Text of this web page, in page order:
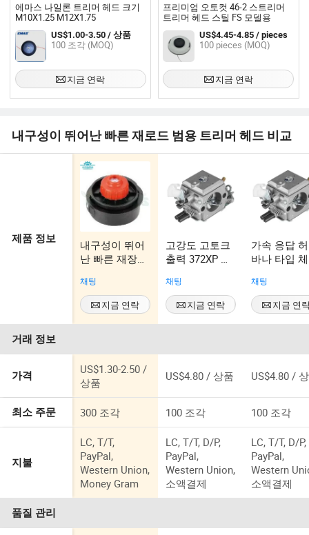
에마스 나일론 트리머 헤드 크기
M10X1.25 M12X1.75
US$1.00-3.50 / 상품
100 조각 (MOQ)
지금 연락
프리미엄 오토컷 46-2 스트리머
트리머 헤드 스틸 FS 모델용
US$4.45-4.85 / pieces
100 pieces (MOQ)
지금 연락
내구성이 뛰어난 빠른 재로드 범용 트리머 헤드 비교
제품 정보
내구성이 뛰어
난 빠른 재장전
머 헤드 Fs90,
324L, Srm-
3020 교체 부품
에 적합
채팅
지금 연락
고강도 고토크
출력 372XP 월
톱 교체 카뷰레
터
채팅
지금 연락
가속 응답
바나 타입
부품 카뷰레
채팅
지금 연
거래 정보
가격
US$1.30-2.50 /
상품
US$4.80 / 상품 US$4.80 /
최소 주문 300 조각 100 조각 100 조각
지불
LC, T/T,
PayPal,
Western Union,
Money Gram
LC, T/T, D/P,
PayPal,
Western Union,
소액결제
LC, T/T, D/P,
PayPal,
Western
소액결제
품질 관리